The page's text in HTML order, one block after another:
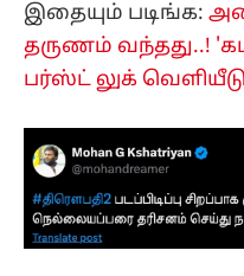
இதையும் படிங்க:
தருணம் வந்தது..!
பர்ஸ்ட் லுக்